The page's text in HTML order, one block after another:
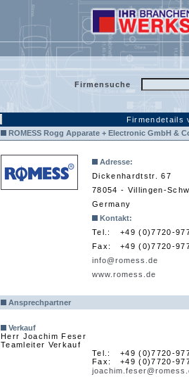
Firmensuche
Firmendetails
ROMESS Rogg Apparate + Electronic GmbH &
Adresse:
Dickenhardtstr. 67
78054 - Villingen-
Germany
Kontakt:
Tel.:
+49 (0)7720-
Fax:
+49 (0)7720-
info@romess.de
www.romess.de
Ansprechpartner
Verkauf
Herr Joachim Feser
Teamleiter Verkauf
Tel.:
+49 (0)7720-
Fax:
+49 (0)7720-